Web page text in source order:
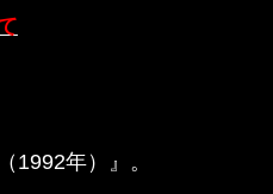
（1992年）』。